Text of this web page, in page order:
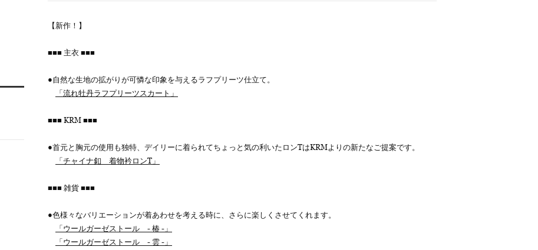
【新作！】
■■■ 主衣 ■■■
●自然な生地の拡がりが可憐な印象を与えるラフプリーツ仕立て。
「流れ牡丹ラフプリーツスカート」
■■■ KRM ■■■
●首元と胸元の使用も独特、デイリーに着られてちょっと気の利いたロンTはKRMよりの新たなご提案です。
「チャイナ釦 着物衿ロンT」
■■■ 雑貨 ■■■
●色様々なバリエーションが着あわせを考える時に、さらに楽しくさせてくれます。
「ウールガーゼストール - 椿 -」
「ウールガーゼストール - 雲 -」